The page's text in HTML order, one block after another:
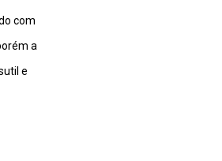
com
a
e